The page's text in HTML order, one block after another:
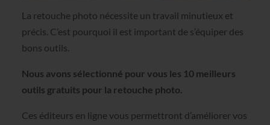
La retouche photo nécessite un travail minutieux et
précis. C’est pourquoi il est important de s’équiper des
bons outils.
Nous avons sélectionné pour vous les 10 meilleurs
outils gratuits pour la retouche photo.
Ces éditeurs en ligne vous permettront d’améliorer vos